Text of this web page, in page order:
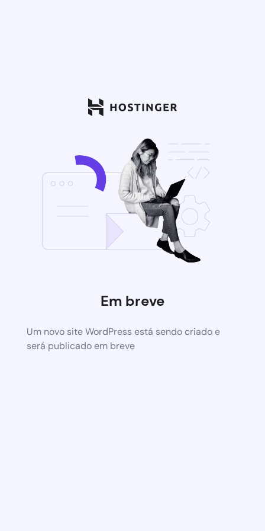
Em breve
Um novo site WordPress está sendo criado e
será publicado em breve